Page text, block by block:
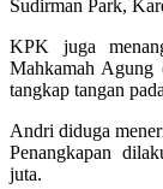
Sudirman Park,
KPK juga
Mahkamah Agung
tangkap tangan
Andri diduga
Penangkapan
juta.